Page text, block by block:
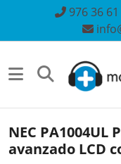
976 36 61
NEC
avanzado LCD